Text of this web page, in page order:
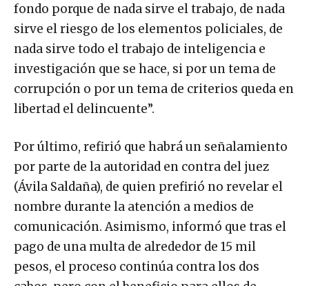
fondo porque de nada sirve el trabajo, de nada
sirve el riesgo de los elementos policiales, de
nada sirve todo el trabajo de inteligencia e
investigación que se hace, si por un tema de
corrupción o por un tema de criterios queda en
libertad el delincuente”.
Por último, refirió que habrá un señalamiento
por parte de la autoridad en contra del juez
(Ávila Saldaña), de quien prefirió no revelar el
nombre durante la atención a medios de
comunicación. Asimismo, informó que tras el
pago de una multa de alrededor de 15 mil
pesos, el proceso continúa contra los dos